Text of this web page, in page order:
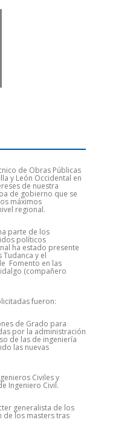
de Obras Públicas
y León Occidental en
de nuestra
de gobierno que se
máximos
regional.
parte de los
políticos
ha estado presente
Tudanca y el
Fomento en las
(compañero
fueron:
de Grado para
por la administración
de las de ingeniería
las nuevas
Civiles y
Ingeniero Civil.
generalista de los
de los masters tras